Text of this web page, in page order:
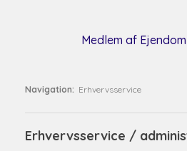
​Medlem af
Navigation: Erhvervsservice
Erhvervsservice /